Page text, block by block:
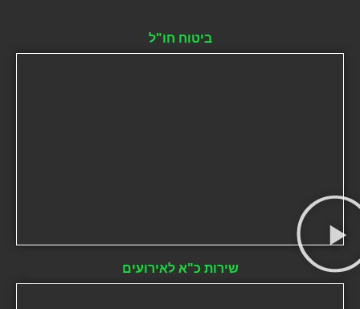
ביטוח חו"ל
שירות כ"א לאירועים